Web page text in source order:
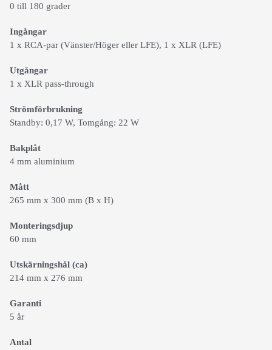
0 till 180 grader
Ingångar
1 x RCA-par (Vänster/Höger eller LFE), 1 x XLR (LFE)
Utgångar
1 x XLR pass-through
Strömförbrukning
Standby: 0,17 W, Tomgång: 22 W
Bakplåt
4 mm aluminium
Mått
265 mm x 300 mm (B x H)
Monteringsdjup
60 mm
Utskärningshål (ca)
214 mm x 276 mm
Garanti
5 år
Antal